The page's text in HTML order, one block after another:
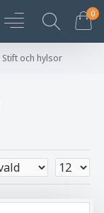
0
Stift och hylsor